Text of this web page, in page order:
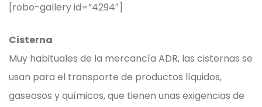
[robo-gallery id=”4294″]
Cisterna
Muy habituales de la mercancía ADR, las cisternas se
usan para el transporte de productos líquidos,
gaseosos y químicos, que tienen unas exigencias de